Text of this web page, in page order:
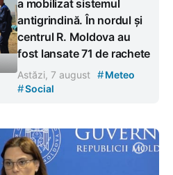
a mobilizat sistemul
antigrindină. În nordul și
centrul R. Moldova au
fost lansate 71 de rachete
Astăzi, 7 august #Meteo
#Social